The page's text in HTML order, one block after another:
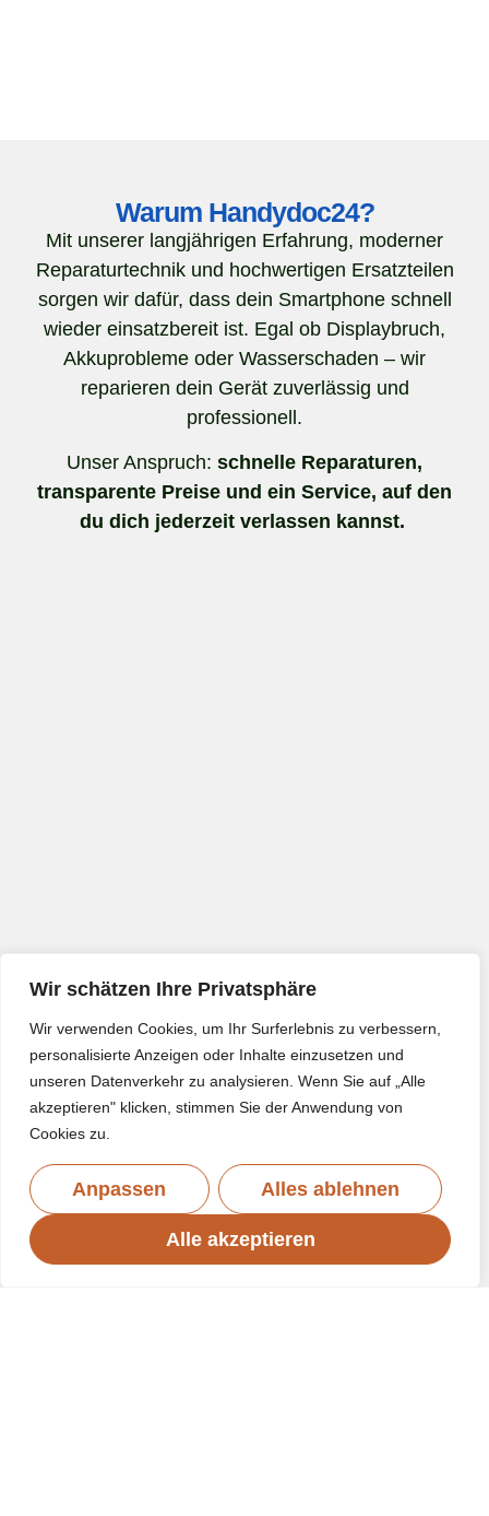
Wir schätzen Ihre Privatsphäre
Wir verwenden Cookies, um Ihr Surferlebnis zu verbessern,
personalisierte Anzeigen oder Inhalte einzusetzen und
unseren Datenverkehr zu analysieren. Wenn Sie auf „Alle
akzeptieren" klicken, stimmen Sie der Anwendung von
Cookies zu.
Anpassen Alles ablehnen
Alle akzeptieren
Warum Handydoc24?
Mit unserer langjährigen Erfahrung, moderner
Reparaturtechnik und hochwertigen Ersatzteilen
sorgen wir dafür, dass dein Smartphone schnell
wieder einsatzbereit ist. Egal ob Displaybruch,
Akkuprobleme oder Wasserschaden – wir
reparieren dein Gerät zuverlässig und
professionell.
Unser Anspruch: schnelle Reparaturen,
transparente Preise und ein Service, auf den
du dich jederzeit verlassen kannst.